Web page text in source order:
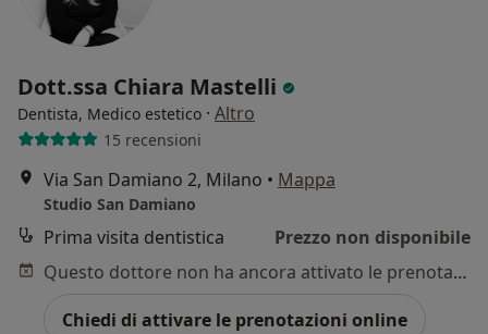
Dott.ssa Chiara Mastelli
Dentista, Medico estetico · Altro
15 recensioni
Via San Damiano 2, Milano • Mappa
Studio San Damiano
Prima visita dentistica
Prezzo non disponibile
Questo dottore non ha ancora attivato le prenotazioni online presso questo indirizzo.
Chiedi di attivare le prenotazioni online